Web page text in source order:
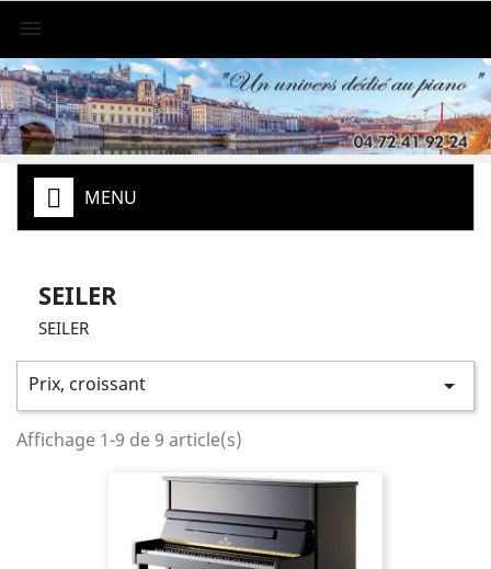

MENU
SEILER
SEILER
Prix, croissant 
Affichage 1-9 de 9 article(s)